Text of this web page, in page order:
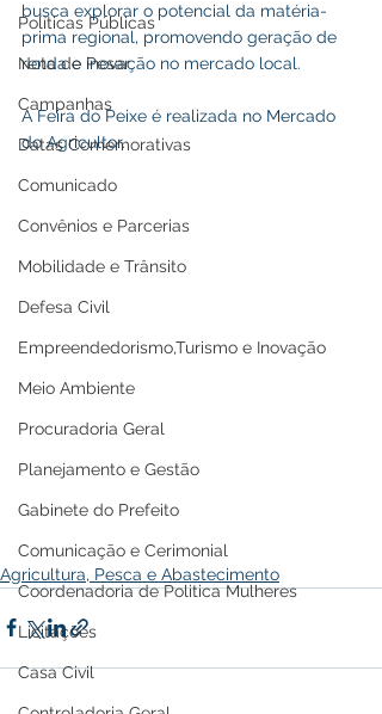
Políticas Públicas
Nota de Pesar
Campanhas
Datas Comemorativas
Comunicado
Convênios e Parcerias
Mobilidade e Trânsito
Defesa Civil
Empreendedorismo,Turismo e Inovação
Meio Ambiente
Procuradoria Geral
Planejamento e Gestão
Gabinete do Prefeito
Comunicação e Cerimonial
Coordenadoria de Politica Mulheres
Licitações
Casa Civil
busca explorar o potencial da matéria-
prima regional, promovendo geração de
renda e inovação no mercado local.
A Feira do Peixe é realizada no Mercado
do Agricultor.
Agricultura, Pesca e Abastecimento